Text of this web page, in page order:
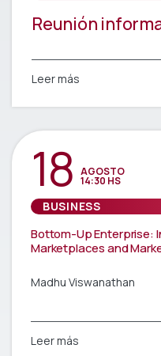
Reunión
Leer más
18 AGOSTO
14:30 HS
BUSINESS
Bottom-Up Enterprise:
Marketplaces and
Madhu Viswanathan
Leer más